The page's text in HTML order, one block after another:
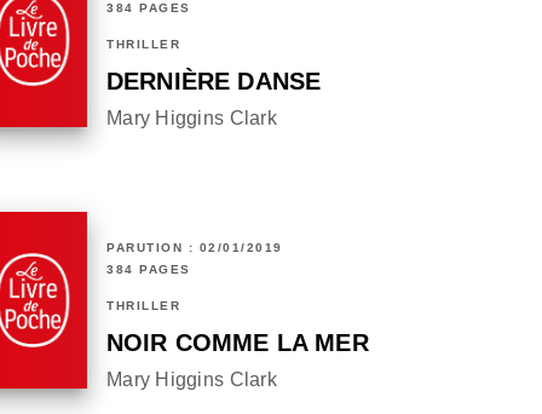
384 PAGES
THRILLER
DERNIÈRE DANSE
Mary Higgins Clark
PARUTION : 02/01/2019
384 PAGES
THRILLER
NOIR COMME LA MER
Mary Higgins Clark